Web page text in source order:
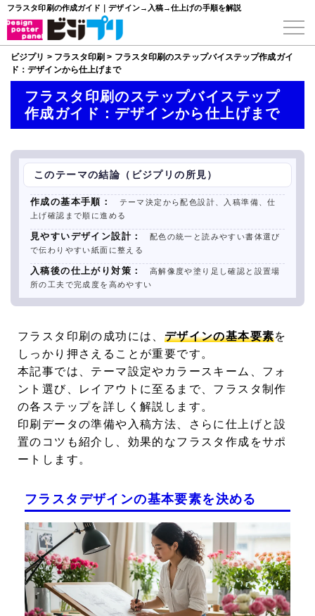
フラスタ印刷の作成ガイド｜デザイン→入稿→仕上げの手順を解説
ビジプリ > フラスタ印刷 > フラスタ印刷のステップバイステップ作成ガイ
ド：デザインから仕上げまで
フラスタ印刷のステップバイステップ
作成ガイド：デザインから仕上げまで
このテーマの結論（ビジプリの所見）
作成の基本手順：
テーマ決定から配色設計、入稿準備、仕
上げ確認まで順に進める
見やすいデザイン設計：
配色の統一と読みやすい書体選び
で伝わりやすい紙面に整える
入稿後の仕上がり対策：
高解像度や塗り足し確認と設置場
所の工夫で完成度を高めやすい
フラスタ印刷の成功には、 デザインの基本要素を
しっかり押さえることが重要です。
本記事では、テーマ設定やカラースキーム、フォ
ント選び、レイアウトに至るまで、フラスタ制作
の各ステップを詳しく解説します。
印刷データの準備や入稿方法、さらに仕上げと設
置のコツも紹介し、効果的なフラスタ作成をサポ
ートします。
フラスタデザインの基本要素を決める